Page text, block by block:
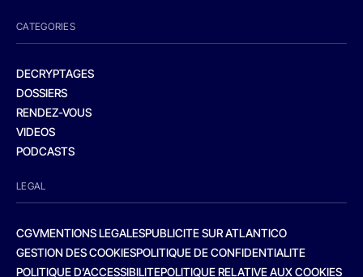
CATEGORIES
DECRYPTAGES
DOSSIERS
RENDEZ-VOUS
VIDEOS
PODCASTS
LEGAL
CGVMENTIONS LEGALESPUBLICITE SUR ATLANTICO
GESTION DES COOKIESPOLITIQUE DE CONFIDENTIALITE
POLITIQUE D’ACCESSIBILITEPOLITIQUE RELATIVE AUX COOKIES